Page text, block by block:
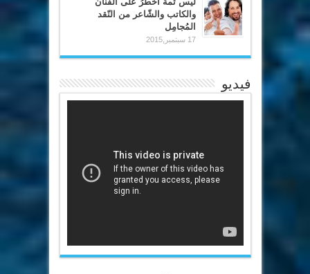
والكاتب والشّاعر من النّقد
المُجامِل
17 سبتمبر,2015
فيديو